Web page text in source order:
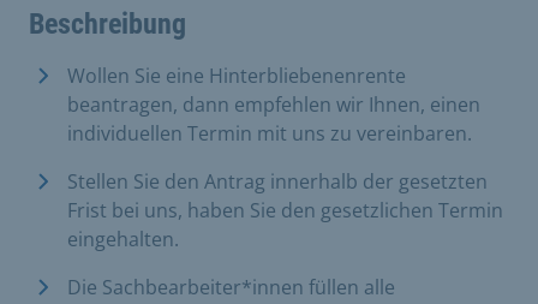
Beschreibung
Wollen Sie eine Hinterbliebenenrente
beantragen, dann empfehlen wir Ihnen, einen
individuellen Termin mit uns zu vereinbaren.
Stellen Sie den Antrag innerhalb der gesetzten
Frist bei uns, haben Sie den gesetzlichen Termin
eingehalten.
Die Sachbearbeiter*innen füllen alle